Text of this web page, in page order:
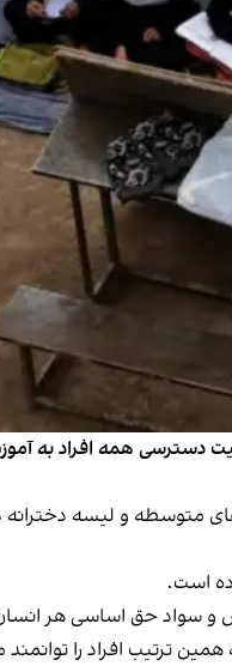
دسترسی همه افراد به
به کابل در ۲۴ اسد ۱۴۰۰، مانع بازگشایی مکاتب
و سواد حق اساسی هر
ترتیب افراد را توانمند